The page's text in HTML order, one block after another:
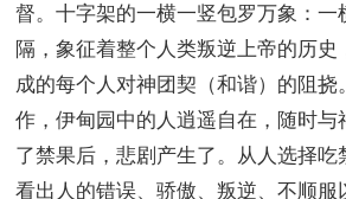
督。十字架的一横一竖包罗万象：一
隔，象征着整个人类叛逆上帝的历史
成的每个人对神团契（和谐）的阻挠
作，伊甸园中的人逍遥自在，随时与
了禁果后，悲剧产生了。从人选择吃
看出人的错误、骄傲、叛逆、不顺服